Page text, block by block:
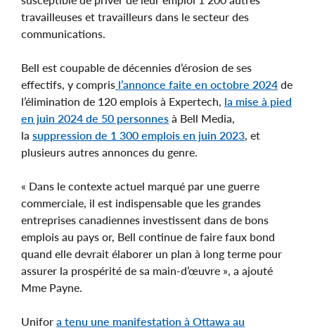
travailleuses et travailleurs dans le secteur des
communications.
Bell est coupable de décennies d’érosion de ses
effectifs, y compris l’annonce faite en octobre 2024 de
l’élimination de 120 emplois à Expertech, la mise à pied
en juin 2024 de 50 personnes à Bell Media,
la suppression de 1 300 emplois en juin 2023 , et
plusieurs autres annonces du genre.
« Dans le contexte actuel marqué par une guerre
commerciale, il est indispensable que les grandes
entreprises canadiennes investissent dans de bons
emplois au pays or, Bell continue de faire faux bond
quand elle devrait élaborer un plan à long terme pour
assurer la prospérité de sa main-d’œuvre », a ajouté
Mme Payne.
Unifor a tenu une manifestation à Ottawa au